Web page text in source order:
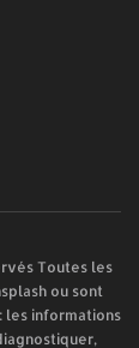
Toutes les
ou sont
les informations